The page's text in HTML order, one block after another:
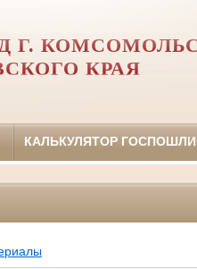
Г.
КРАЯ
КАЛЬКУЛЯТОР